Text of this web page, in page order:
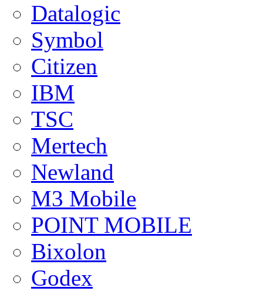
Datalogic
Symbol
Citizen
IBM
TSC
Mertech
Newland
M3 Mobile
POINT MOBILE
Bixolon
Godex